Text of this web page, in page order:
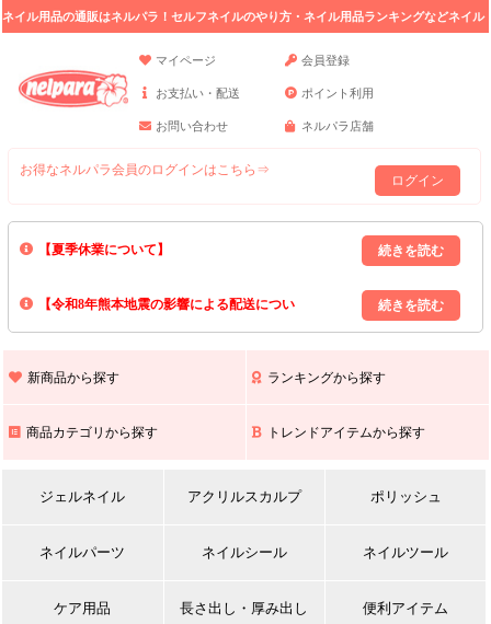
ネイル用品の通販はネルパラ！セルフネイルのやり方・ネイル用品ランキングなどネイル
マイページ
会員登録
お支払い・配送 ポイント利用
お問い合わせ ネルパラ店舗
お得なネルパラ会員のログインはこちら⇒
ログイン
【夏季休業について】
8/13(木)～8/16(日)の間｢出荷業務・お問い合わせ業務｣はお休みいたしま
上記期間中のご注文・お問い合わせは8/17(月)以降の対応となりますので
【令和8年熊本地震の影響による配送につい
また､ 九州全域でお荷物のお届けに遅延が生じております｡
新商品から探す ランキングから探す
商品カテゴリから探す トレンドアイテムから探す
ジェルネイル アクリルスカルプ ポリッシュ
ネイルパーツ ネイルシール ネイルツール
ケア用品 長さ出し・厚み出し 便利アイテム